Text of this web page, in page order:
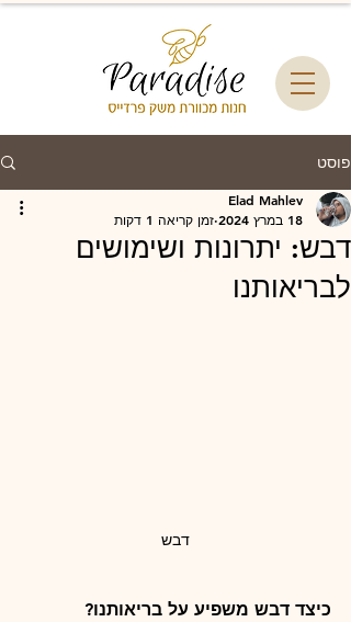
פוסט
דבש: יתרונות ושימושים
לבריאותנו
Elad Mahlev
18 במרץ 2024
זמן קריאה 1 דקות
דבש
כיצד דבש משפיע על בריאותנו?